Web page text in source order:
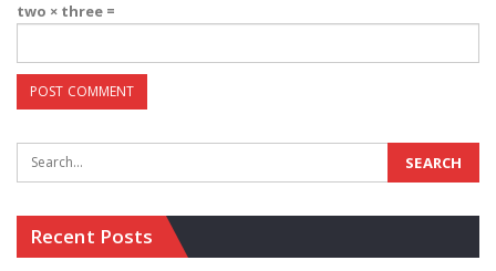
two × three =
Recent Posts